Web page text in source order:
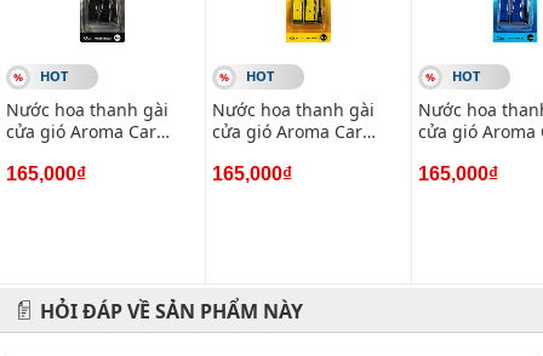
HOT
Nước hoa thanh gài
cửa gió Aroma Car
165,000₫
HOT
Nước hoa thanh gài
cửa gió Aroma Car
165,000₫
HOT
Nước hoa
cửa gió Aroma
165,000₫
HỎI ĐÁP VỀ SẢN PHẨM NÀY